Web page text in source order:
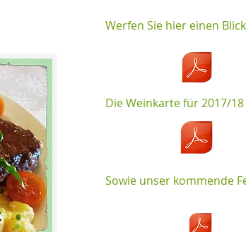
Werfen Sie hier einen
Die Weinkarte für 2017/18
Sowie unser kommende